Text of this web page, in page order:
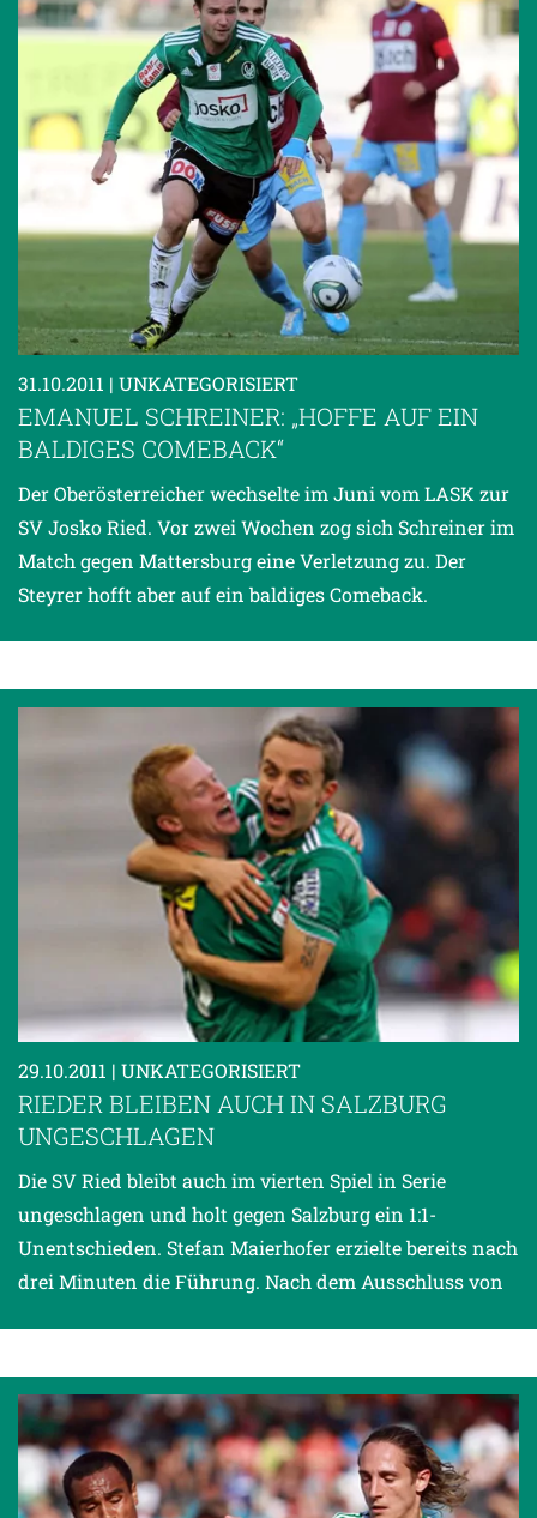
31.10.2011 | UNKATEGORISIERT
EMANUEL SCHREINER: „HOFFE AUF EIN
BALDIGES COMEBACK“
Der Oberösterreicher wechselte im Juni vom LASK zur
SV Josko Ried. Vor zwei Wochen zog sich Schreiner im
Match gegen Mattersburg eine Verletzung zu. Der
Steyrer hofft aber auf ein baldiges Comeback.
29.10.2011 | UNKATEGORISIERT
RIEDER BLEIBEN AUCH IN SALZBURG
UNGESCHLAGEN
Die SV Ried bleibt auch im vierten Spiel in Serie
ungeschlagen und holt gegen Salzburg ein 1:1-
Unentschieden. Stefan Maierhofer erzielte bereits nach
drei Minuten die Führung. Nach dem Ausschluss von